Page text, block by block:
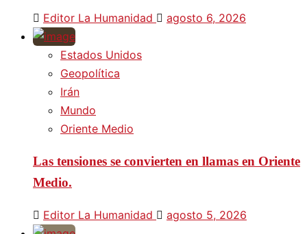
Editor La Humanidad agosto 6, 2026
Estados Unidos
Geopolítica
Irán
Mundo
Oriente Medio
Las tensiones se convierten en llamas en Oriente
Medio.
Editor La Humanidad agosto 5, 2026